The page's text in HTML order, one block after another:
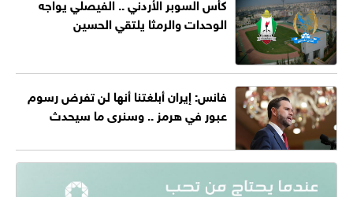
الوحدات والرمثا يلتقي الحسين
فانس: إيران أبلغتنا أنها لن تفرض رسوم
عبور في هرمز .. وسنرى ما سيحدث